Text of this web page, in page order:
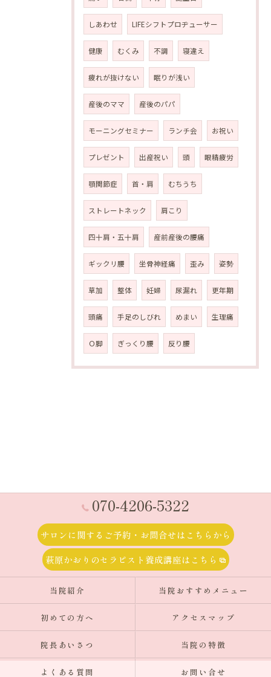
しあわせ LIFEシフトプロヂューサー
健康 むくみ 不調 寝違え
疲れが抜けない 眠りが浅い
産後のママ 産後のパパ
モーニングセミナー ランチ会 お祝い
プレゼント 出産祝い 頭 眼精疲労
顎関節症 首・肩 むちうち
ストレートネック 肩こり
四十肩・五十肩 産前産後の腰痛
ギックリ腰 坐骨神経痛 歪み 姿勢
草加 整体 妊婦 尿漏れ 更年期
頭痛 手足のしびれ めまい 生理痛
Ｏ脚 ぎっくり腰 反り腰
070-4206-5322
サロンに関するご予約・お問合せはこちらから
萩原かおりのセラピスト養成講座はこちら
当院紹介 当院おすすめメニュー
初めての方へ アクセスマップ
院長あいさつ 当院の特徴
よくある質問 お問い合せ